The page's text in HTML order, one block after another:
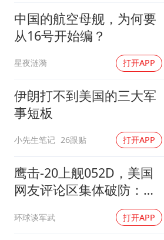
习近平心系
中国的航空母舰，为何要
从16号开始编？
星夜涟漪 打开APP
伊朗打不到美国的三大军
事短板
小先生笔记 26跟贴 打开APP
鹰击-20上舰052D，美国
网友评论区集体破防：他
们多希望这一幕发生在自
己船上
环球谈军武 打开APP